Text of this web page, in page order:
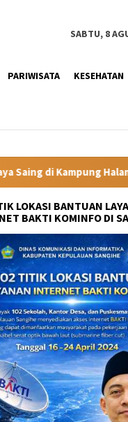
SABTU, 8
PARIWISATA KESEHATAN
Ibunda Presiden
LOKASI BANTUAN
BAKTI KOMINFO DI